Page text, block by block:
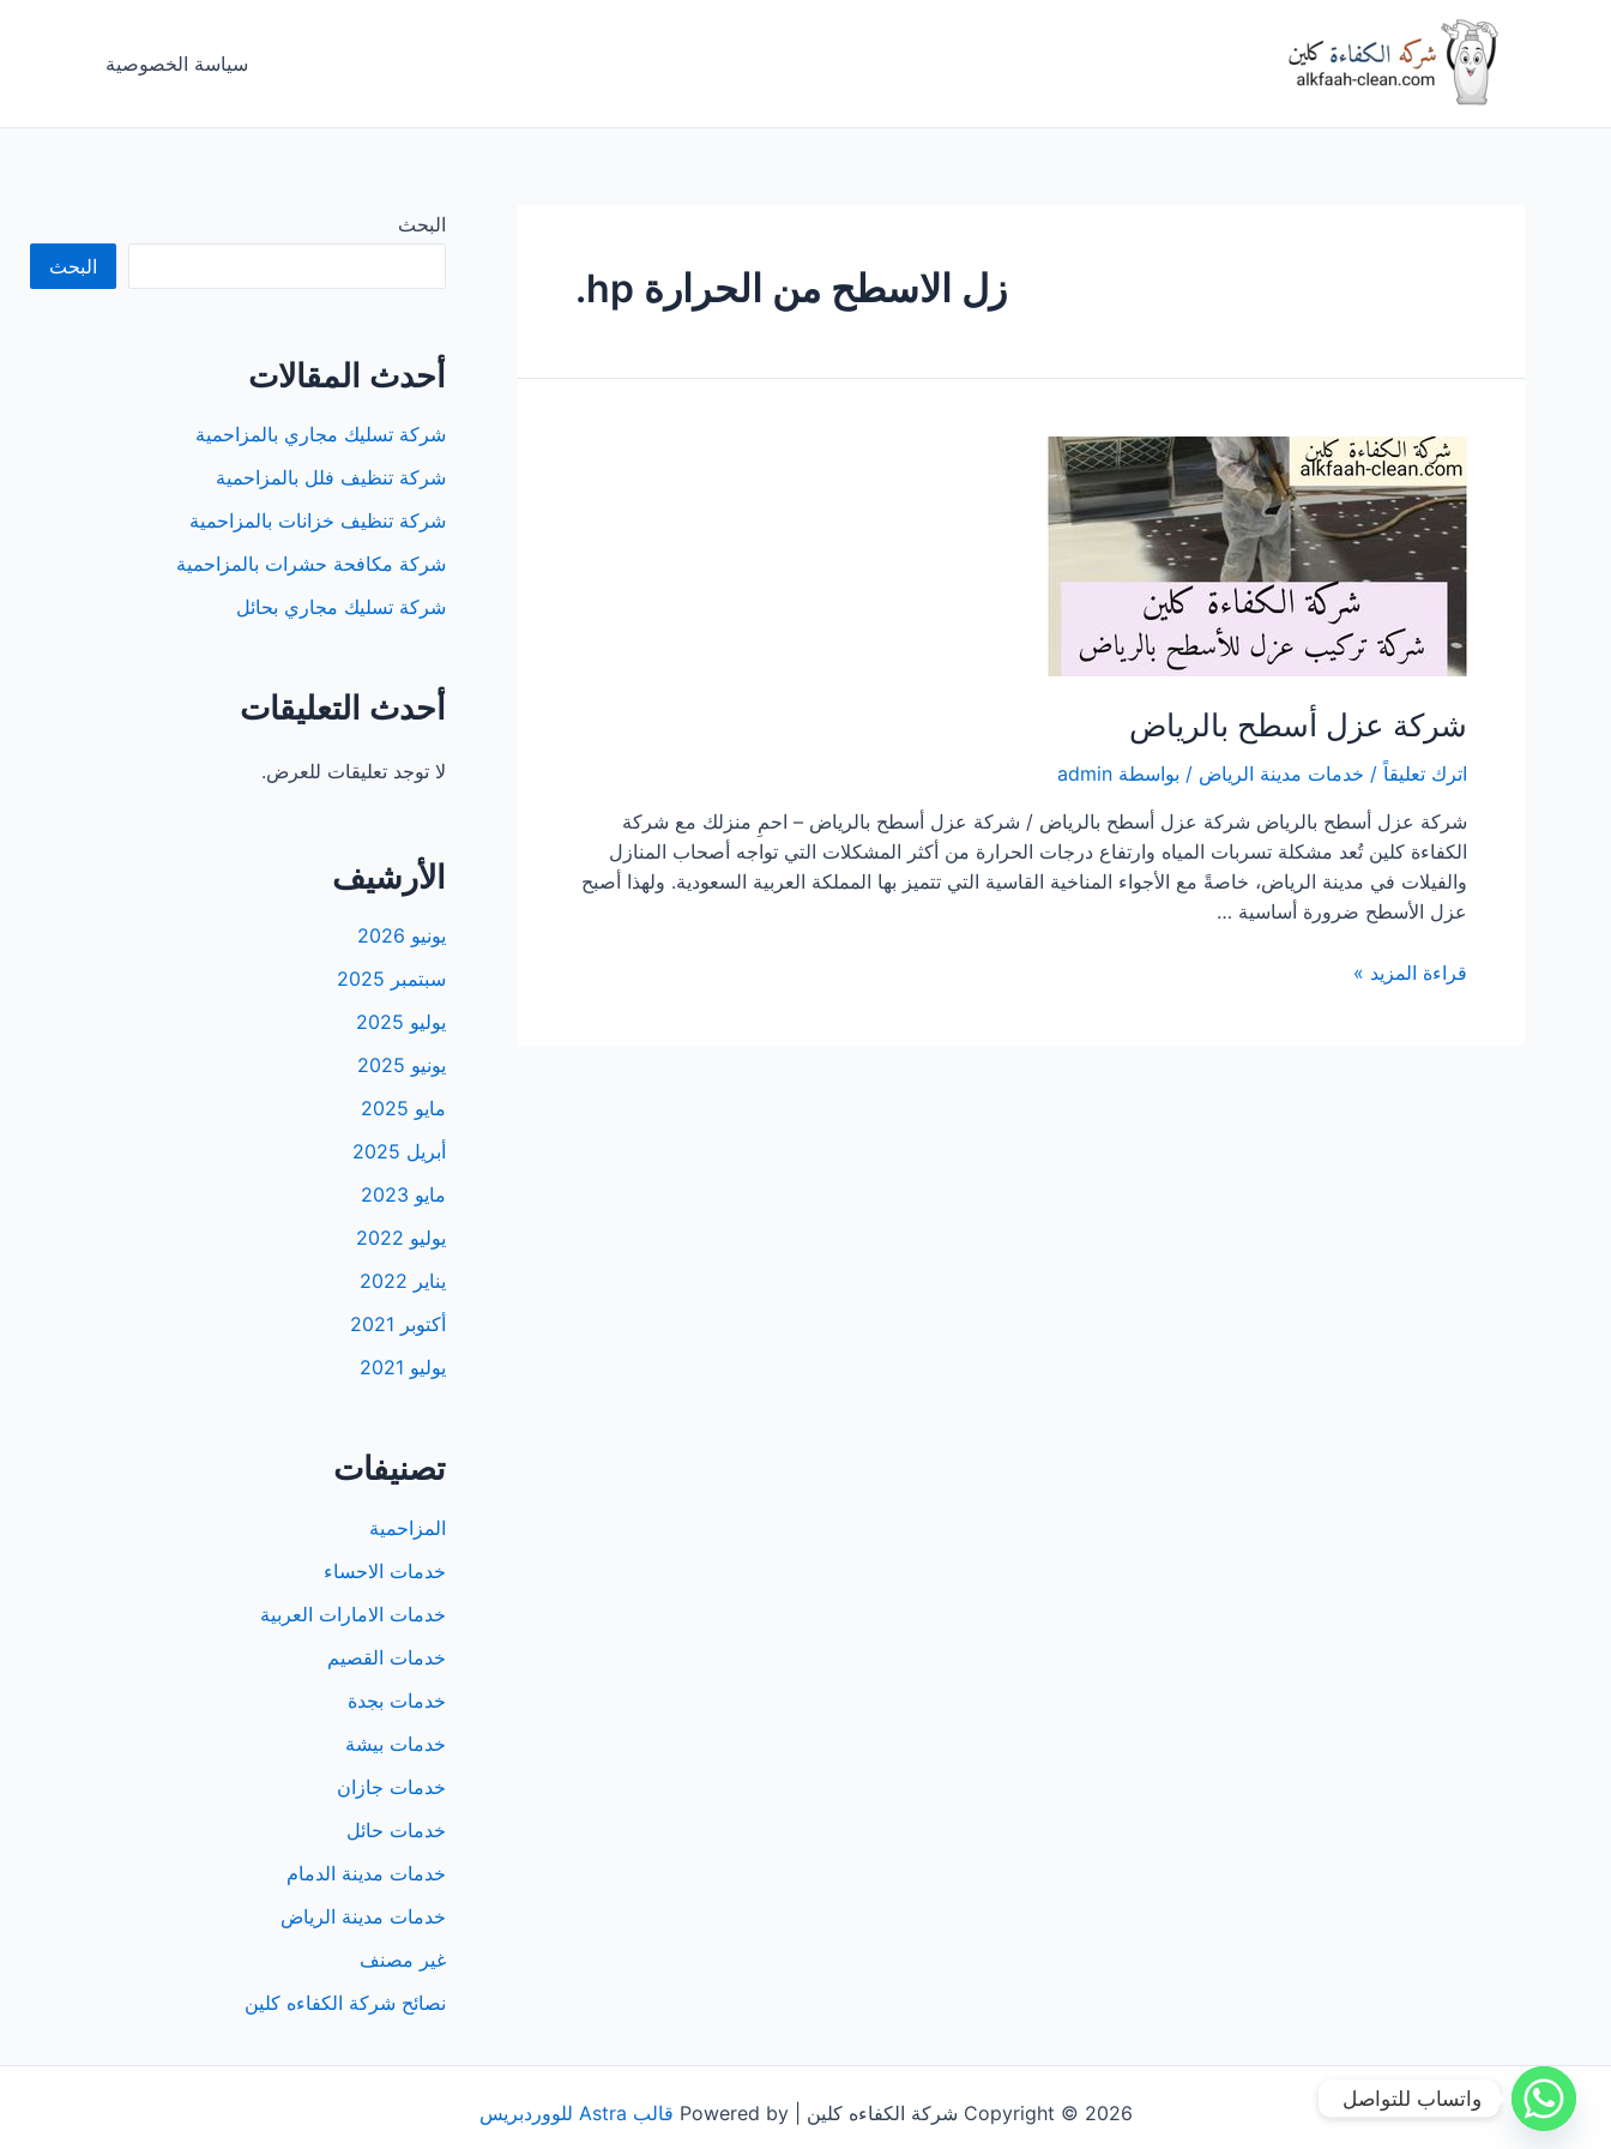
سياسة الخصوصية
زل الاسطح من الحرارة hp.
شركة عزل أسطح بالرياض
اترك تعليقاً / خدمات مدينة الرياض / بواسطة admin
شركة عزل أسطح بالرياض شركة عزل أسطح بالرياض / شركة عزل أسطح بالرياض – احمِ منزلك مع شركة
الكفاءة كلين تُعد مشكلة تسربات المياه وارتفاع درجات الحرارة من أكثر المشكلات التي تواجه أصحاب المنازل
والفيلات في مدينة الرياض، خاصةً مع الأجواء المناخية القاسية التي تتميز بها المملكة العربية السعودية. ولهذا أصبح
عزل الأسطح ضرورة أساسية …
شركة
قراءة المزيد »
البحث
البحث
أحدث المقالات
شركة تسليك مجاري بالمزاحمية
شركة تنظيف فلل بالمزاحمية
شركة تنظيف خزانات بالمزاحمية
شركة مكافحة حشرات بالمزاحمية
شركة تسليك مجاري بحائل
أحدث التعليقات
لا توجد تعليقات للعرض.
الأرشيف
يونيو 2026
سبتمبر 2025
يوليو 2025
يونيو 2025
مايو 2025
أبريل 2025
مايو 2023
يوليو 2022
يناير 2022
أكتوبر 2021
يوليو 2021
تصنيفات
المزاحمية
خدمات الاحساء
خدمات الامارات العربية
خدمات القصيم
خدمات بجدة
خدمات بيشة
خدمات جازان
خدمات حائل
خدمات مدينة الدمام
خدمات مدينة الرياض
غير مصنف
نصائح شركة الكفاءه كلين
Copyright © 2026 شركة الكفاءه كلين | Powered by قالب Astra للووردبريس
واتساب للتواصل